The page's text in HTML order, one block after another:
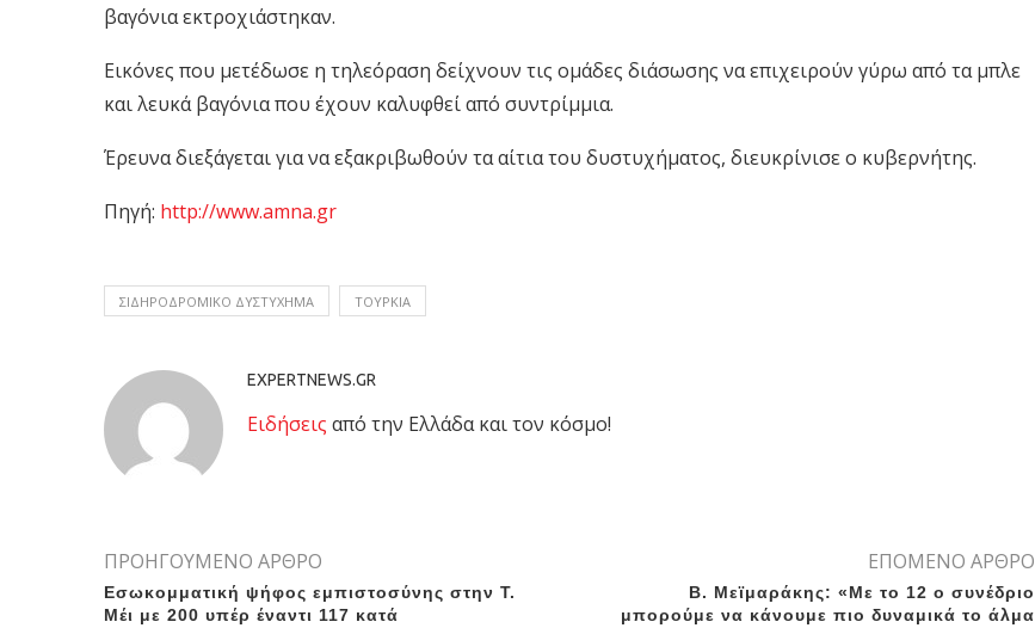
βαγόνια εκτροχιάστηκαν.
Εικόνες που μετέδωσε η τηλεόραση δείχνουν τις ομάδες διάσωσης να επιχειρούν γύρω από τα μπλε
και λευκά βαγόνια που έχουν καλυφθεί από συντρίμμια.
Έρευνα διεξάγεται για να εξακριβωθούν τα αίτια του δυστυχήματος, διευκρίνισε ο κυβερνήτης.
Πηγή: http://www.amna.gr
ΣΙΔΗΡΟΔΡΟΜΙΚΟ ΔΥΣΤΥΧΗΜΑ ΤΟΥΡΚΙΑ
EXPERTNEWS.GR
Eιδήσεις από την Ελλάδα και τον κόσμο!
ΠΡΟΗΓΟΥΜΕΝΟ ΑΡΘΡΟ
Εσωκομματική ψήφος εμπιστοσύνης στην Τ.
Μέι με 200 υπέρ έναντι 117 κατά
ΕΠΟΜΕΝΟ ΑΡΘΡΟ
Β. Μεϊμαράκης: «Με το 12 o συνέδριο
μπορούμε να κάνουμε πιο δυναμικά το άλμα